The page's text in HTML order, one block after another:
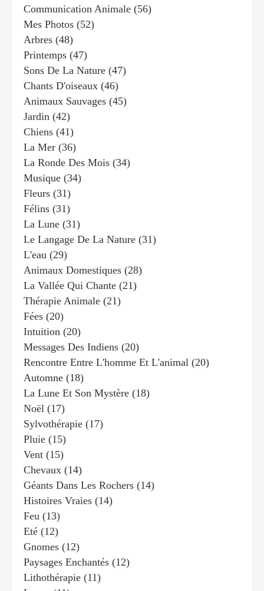
Communication Animale (56)
Mes Photos (52)
Arbres (48)
Printemps (47)
Sons De La Nature (47)
Chants D'oiseaux (46)
Animaux Sauvages (45)
Jardin (42)
Chiens (41)
La Mer (36)
La Ronde Des Mois (34)
Musique (34)
Fleurs (31)
Félins (31)
La Lune (31)
Le Langage De La Nature (31)
L'eau (29)
Animaux Domestiques (28)
La Vallée Qui Chante (21)
Thérapie Animale (21)
Fées (20)
Intuition (20)
Messages Des Indiens (20)
Rencontre Entre L'homme Et L'animal (20)
Automne (18)
La Lune Et Son Mystère (18)
Noël (17)
Sylvothérapie (17)
Pluie (15)
Vent (15)
Chevaux (14)
Géants Dans Les Rochers (14)
Histoires Vraies (14)
Feu (13)
Eté (12)
Gnomes (12)
Paysages Enchantés (12)
Lithothérapie (11)